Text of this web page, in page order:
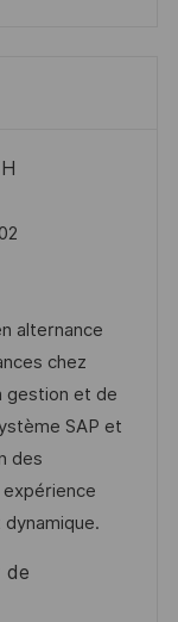
alternance
chez
gestion et de
SAP et
des
de